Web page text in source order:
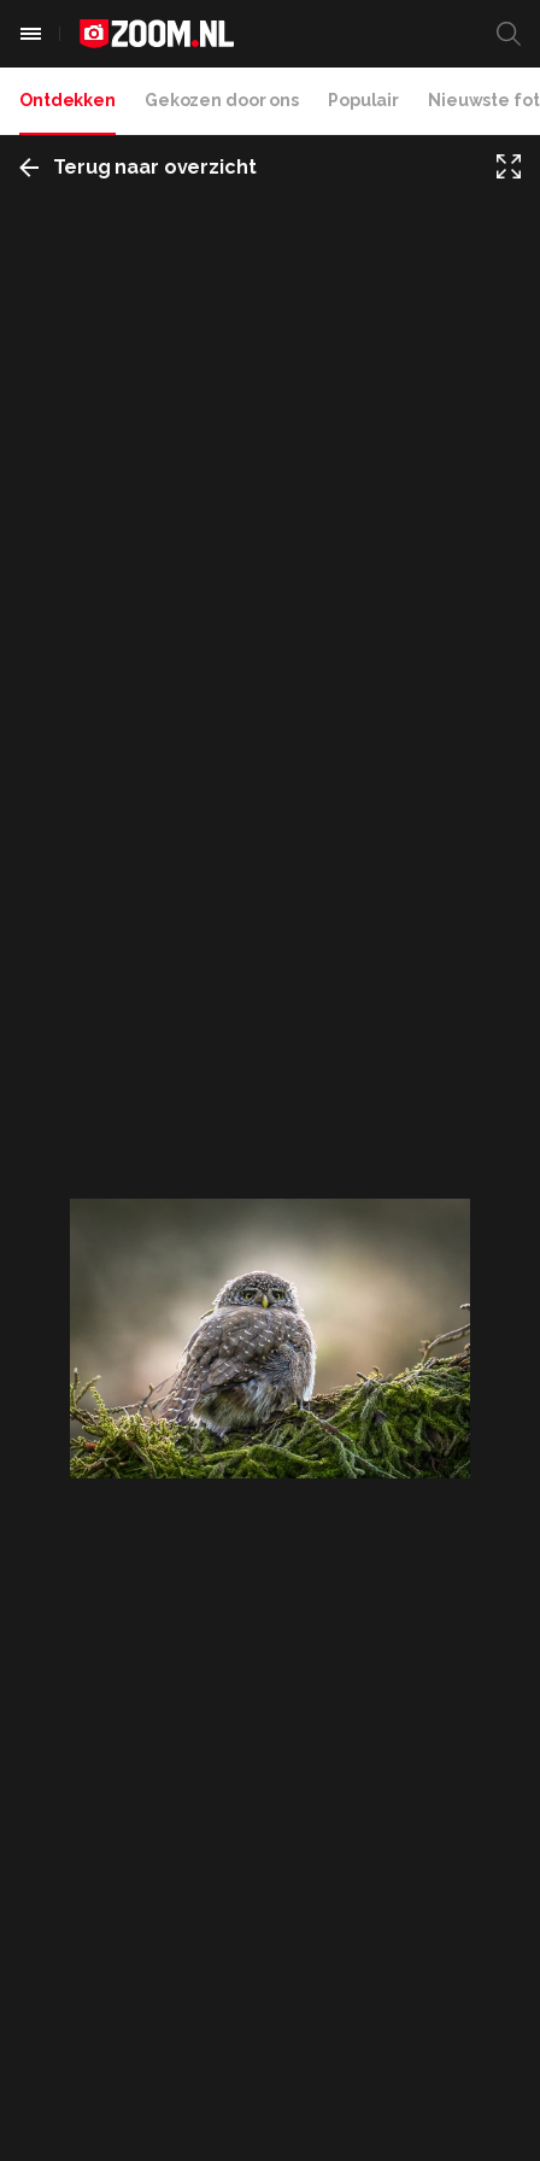
Ontdekken Gekozen door ons Populair Nieuwste
Terug naar overzicht